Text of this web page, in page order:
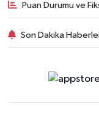
Puan Durumu ve
Son Dakika